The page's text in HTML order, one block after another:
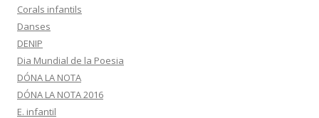
Corals infantils
Danses
DENIP
Dia Mundial de la Poesia
DÓNA LA NOTA
DÓNA LA NOTA 2016
E. infantil